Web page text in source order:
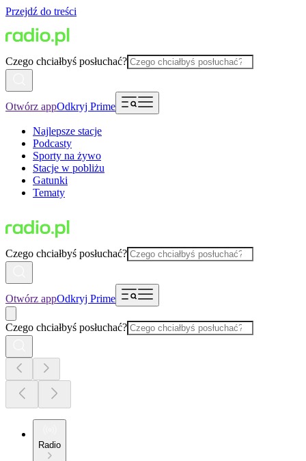
Przejdź do treści
Czego chciałbyś posłuchać?
Otwórz appOdkryj Prime
Najlepsze stacje
Podcasty
Sporty na żywo
Stacje w pobliżu
Gatunki
Tematy
Czego chciałbyś posłuchać?
Otwórz appOdkryj Prime
Czego chciałbyś posłuchać?
Radio